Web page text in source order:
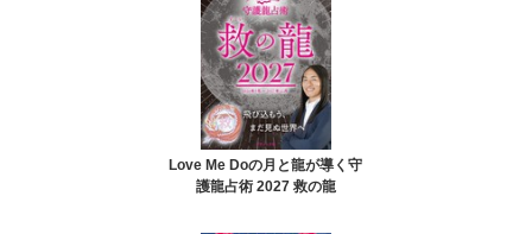
Love Me Doの月と龍が導く守
護龍占術 2027 救の龍